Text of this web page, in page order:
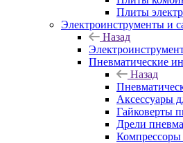
Плиты
Электроинструменты и
Назад
Пневматические
Назад
Аксессуары
Гайковерты
Дрели
Компрессоры